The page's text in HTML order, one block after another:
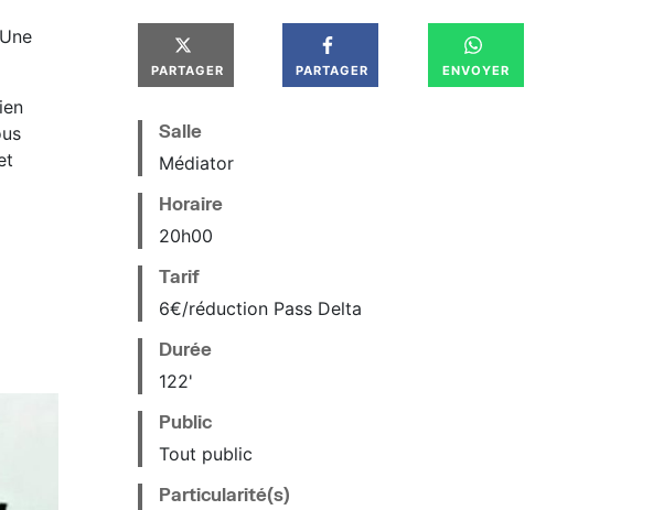
PARTAGER PARTAGER ENVOYER
Salle
Médiator
Horaire
20h00
Tarif
6€/réduction Pass Delta
Durée
122'
Public
Tout public
Particularité(s)